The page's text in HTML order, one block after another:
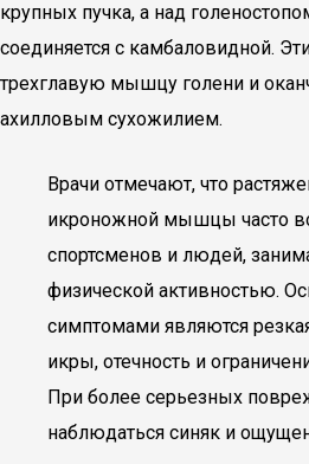
крупных пучка, а над
соединяется с камбаловидной.
трехглавую мышцу голени и
ахилловым сухожилием.
Врачи отмечают, что
икроножной мышцы часто
спортсменов и людей,
физической активностью.
симптомами являются
икры, отечность и
При более серьезных
наблюдаться синяк и